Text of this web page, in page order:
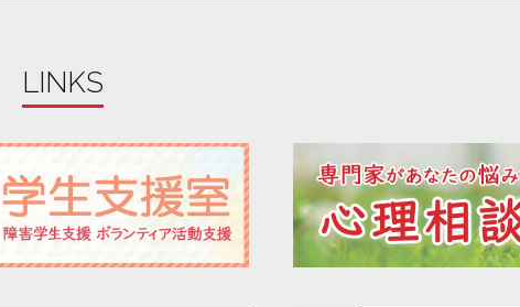
2022年09月
2022年08月
2022年07月
LINKS